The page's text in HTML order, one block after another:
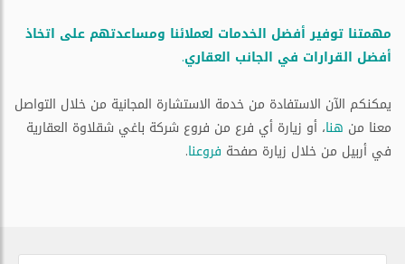
مهمتنا توفير أفضل الخدمات لعملائنا ومساعدتهم على اتخاذ
أفضل القرارات في الجانب العقاري.
يمكنكم الآن الاستفادة من خدمة الاستشارة المجانية من خلال التواصل
معنا من هنا، أو زيارة أي فرع من فروع شركة باغي شقلاوة العقارية
في أربيل من خلال زيارة صفحة فروعنا.